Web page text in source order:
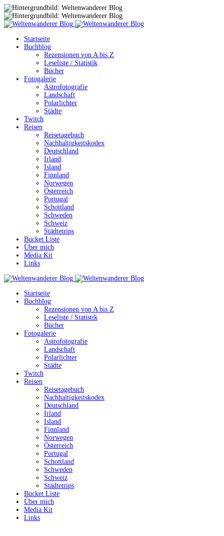
Startseite
Buchblog
Rezensionen von A bis Z
Leseliste / Statistik
Bücher
Fotogalerie
Astrofotografie
Landschaft
Polarlichter
Städte
Twitch
Reisen
Reisetagebuch
Nachhaltigkeitskodex
Deutschland
Irland
Island
Finnland
Norwegen
Österreich
Portugal
Schottland
Schweden
Schweiz
Städtetrips
Bucket Liste
Über mich
Media Kit
Links
Startseite
Buchblog
Rezensionen von A bis Z
Leseliste / Statistik
Bücher
Fotogalerie
Astrofotografie
Landschaft
Polarlichter
Städte
Twitch
Reisen
Reisetagebuch
Nachhaltigkeitskodex
Deutschland
Irland
Island
Finnland
Norwegen
Österreich
Portugal
Schottland
Schweden
Schweiz
Städtetrips
Bucket Liste
Über mich
Media Kit
Links